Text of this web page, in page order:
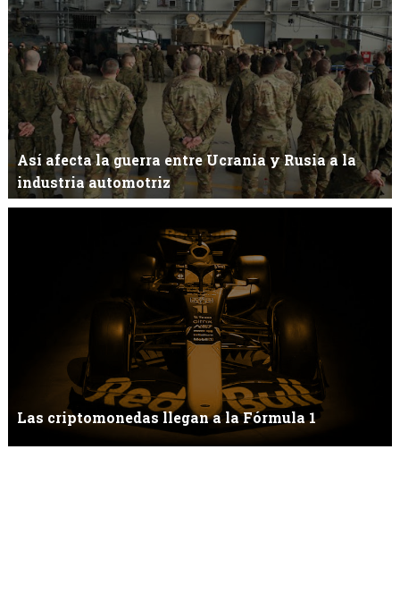
y Porsche (entre otras) han...
Así afecta la guerra entre Ucrania y Rusia a la
industria automotriz
La industria automotriz peligra en Europa. La inevitable guerra ha
estallado entre estos d...
Las criptomonedas llegan a la Fórmula 1